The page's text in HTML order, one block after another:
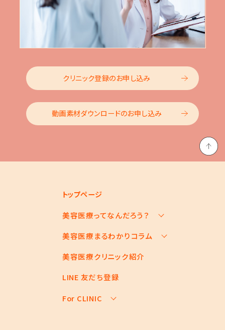
クリニック登録のお申し込み
動画素材ダウンロードのお申し込み
トップページ
美容医療ってなんだろう？
美容医療の基本情報
美容医療のスケジュール
美容医療まるわかりコラム
お悩みからコラムをさがす
コラム一覧
美容医療クリニック紹介
LINE 友だち登録
For CLINIC